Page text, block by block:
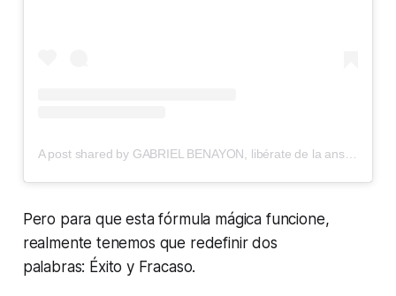
A post shared by GABRIEL BENAYON, libérate de la ansiedad (@rabinogabrielbenayon)
Pero para que esta fórmula mágica funcione,
realmente tenemos que redefinir dos
palabras: Éxito y Fracaso.